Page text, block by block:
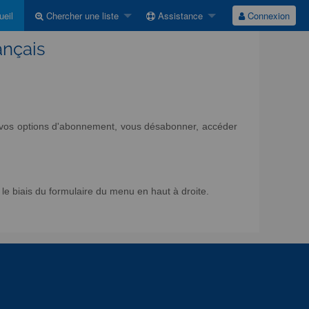
Chercher une liste Assistance Connexion
options d'abonnement, vous désabonner, accéder
biais du formulaire du menu en haut à droite.